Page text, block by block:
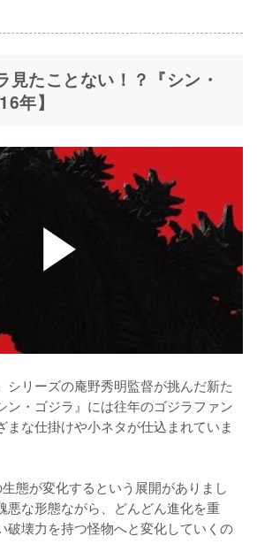
見たことない！？『シン・
年】
シリーズの庵野秀明監督が挑んだ新た
ン・ゴジラ』には往年のゴジラファン
まな仕掛けや小ネタが仕込まれていま
態が変化するという展開がありまし
悪な形態ながら、どんどん進化を重
破壊力を持つ怪物へと変化していくの